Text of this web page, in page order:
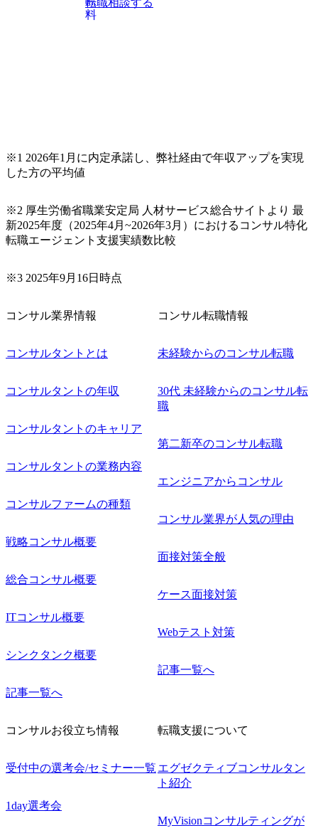
料
※1 2026年1月に内定承諾し、弊社経由で年収アップを実現
した方の平均値
※2 厚生労働省職業安定局 人材サービス総合サイトより 最
新2025年度（2025年4月~2026年3月）におけるコンサル特化
転職エージェント支援実績数比較
※3 2025年9月16日時点
コンサル業界情報
コンサルタントとは
コンサルタントの年収
コンサルタントのキャリア
コンサルタントの業務内容
コンサルファームの種類
戦略コンサル概要
総合コンサル概要
ITコンサル概要
シンクタンク概要
記事一覧へ
コンサル転職情報
未経験からのコンサル転職
30代 未経験からのコンサル転
職
第二新卒のコンサル転職
エンジニアからコンサル
コンサル業界が人気の理由
面接対策全般
ケース面接対策
Webテスト対策
記事一覧へ
コンサルお役立ち情報
受付中の選考会/セミナー一覧
1day選考会
転職支援について
エグゼクティブコンサルタン
ト紹介
MyVisionコンサルティングが